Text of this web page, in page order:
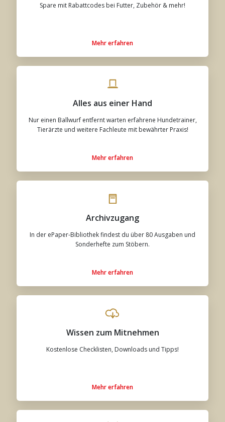
Spare mit Rabattcodes bei Futter, Zubehör & mehr!
Mehr erfahren
Alles aus einer Hand
Nur einen Ballwurf entfernt warten erfahrene Hundetrainer,
Tierärzte und weitere Fachleute mit bewährter Praxis!
Mehr erfahren
Archivzugang
In der ePaper-Bibliothek findest du über 80 Ausgaben und
Sonderhefte zum Stöbern.
Mehr erfahren
Wissen zum Mitnehmen
Kostenlose Checklisten, Downloads und Tipps!
Mehr erfahren